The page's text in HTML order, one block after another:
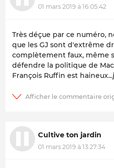
01 mars 2019 à 16:05:42
Très déçue par ce numéro,
que les GJ sont d'extrême
complètement faux, même
défendre la politique de
François Ruffin est
Cultive ton jardin
01 mars 2019 à 13:27:34